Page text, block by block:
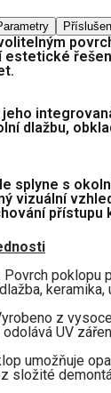
estetické
dlažbu,
splyne s
vizuální
přístupu
Povrch poklopu
keramika,
z
UV
umožňuje
složité